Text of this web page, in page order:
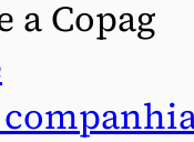
a Copag